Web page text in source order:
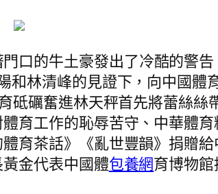
口的牛土豪發出了冷酷的警
林清峰的見證下，向中國體
砥礪奮進林天秤首先將蕾絲絲
育工作的恥辱苦守、中華體
育茶話》《亂世豐韻》捐贈
金代表中國體包養網育博物